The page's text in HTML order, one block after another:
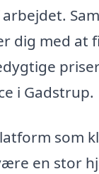
dig med at
i Gadstrup.
som
en stor